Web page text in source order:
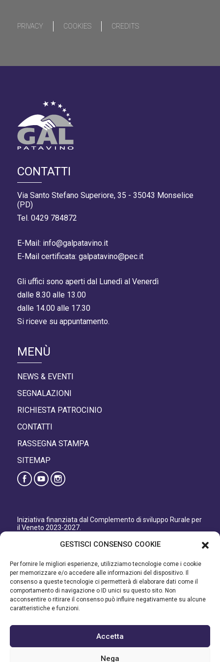
GESTISCI CONSENSO COOKIE
Per fornire le migliori esperienze, utilizziamo tecnologie come i cookie
per memorizzare e/o accedere alle informazioni del dispositivo. Il
consenso a queste tecnologie ci permetterà di elaborare dati come il
comportamento di navigazione o ID unici su questo sito. Non
acconsentire o ritirare il consenso può influire negativamente su alcune
caratteristiche e funzioni.
Accetta
Nega
CONTATTI
Via Santo Stefano Superiore, 35 - 35043 Monselice
(PD)
Tel. 0429 784872
E-Mail: info@galpatavino.it
E-Mail certificata: galpatavino@pec.it
Gli uffici sono aperti dal Lunedì al Venerdì
dalle 8.30 alle 13.00
dalle 14.00 alle 17.30
Si riceve su appuntamento.
MENÙ
NEWS & EVENTI
SEGNALAZIONI
RICHIESTA PATROCINIO
CONTATTI
RASSEGNA STAMPA
SITEMAP
Iniziativa finanziata dal Complemento di sviluppo Rurale per
il Veneto 2023-2027.
Direzione AdG FEASR Bonifica e Irrigazione.
Iniziativa finanziata dal Programma di Sviluppo Rurale per il
Veneto 2014-2022.
Organismo responsabile dell’informazione: GAL Patavino.
PRIVACY COOKIES CREDITS